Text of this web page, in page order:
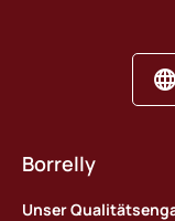
Borrelly
Unser